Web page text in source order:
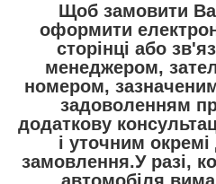
Щоб замовити
оформити
сторінці або
менеджером,
номером,
задоволенням
додаткову
і уточним
замовлення.У разі,